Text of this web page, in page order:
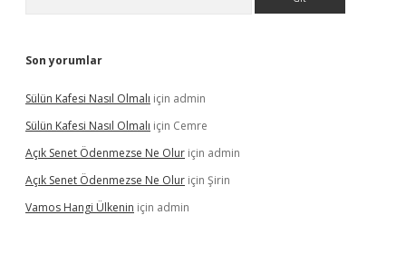
Son yorumlar
Sülün Kafesi Nasıl Olmalı için admin
Sülün Kafesi Nasıl Olmalı için Cemre
Açık Senet Ödenmezse Ne Olur için admin
Açık Senet Ödenmezse Ne Olur için Şirin
Vamos Hangi Ülkenin için admin